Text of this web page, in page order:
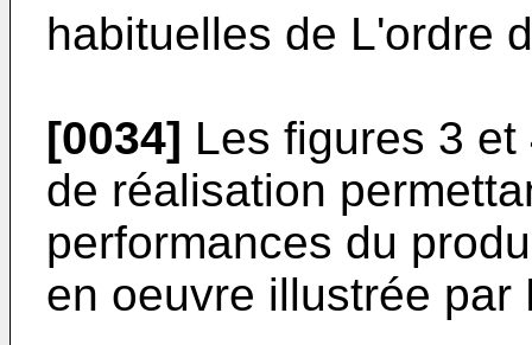
habituelles de L'ordre
[0034] Les figures 3
de réalisation
performances du
en oeuvre illustrée par